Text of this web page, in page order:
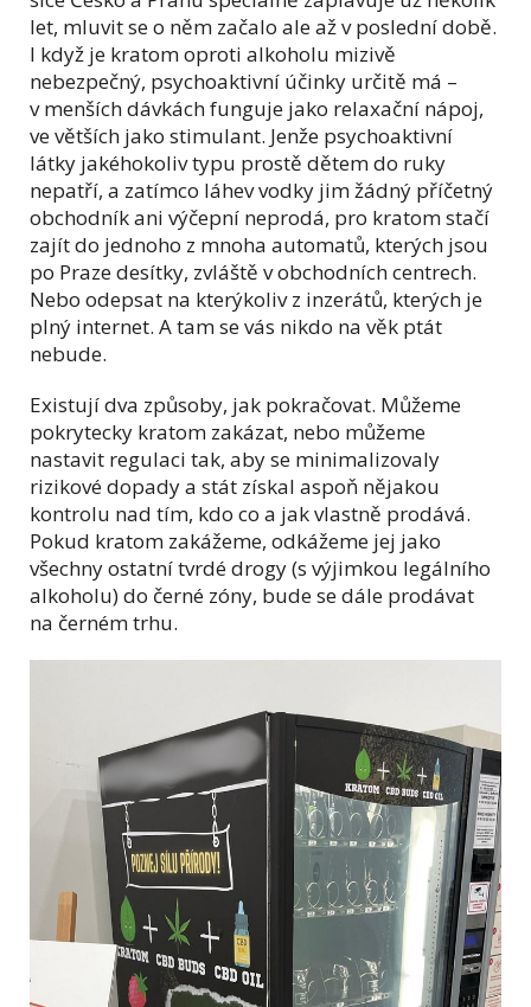
let, mluvit se o něm začalo ale až v poslední době.
I když je kratom oproti alkoholu mizivě
nebezpečný, psychoaktivní účinky určitě má –
v menších dávkách funguje jako relaxační nápoj,
ve větších jako stimulant. Jenže psychoaktivní
látky jakéhokoliv typu prostě dětem do ruky
nepatří, a zatímco láhev vodky jim žádný příčetný
obchodník ani výčepní neprodá, pro kratom stačí
zajít do jednoho z mnoha automatů, kterých jsou
po Praze desítky, zvláště v obchodních centrech.
Nebo odepsat na kterýkoliv z inzerátů, kterých je
plný internet. A tam se vás nikdo na věk ptát
nebude.
Existují dva způsoby, jak pokračovat. Můžeme
pokrytecky kratom zakázat, nebo můžeme
nastavit regulaci tak, aby se minimalizovaly
rizikové dopady a stát získal aspoň nějakou
kontrolu nad tím, kdo co a jak vlastně prodává.
Pokud kratom zakážeme, odkážeme jej jako
všechny ostatní tvrdé drogy (s výjimkou legálního
alkoholu) do černé zóny, bude se dále prodávat
na černém trhu.